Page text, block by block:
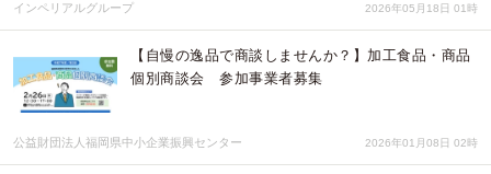
インペリアルグループ 2026年05月18日 01時
【自慢の逸品で商談しませんか？】加工食品・商品
個別商談会 参加事業者募集
公益財団法人福岡県中小企業振興センター 2026年01月08日 02時